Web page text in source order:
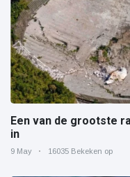
Een van de grootste
in
9 May 16035 Bekeken op